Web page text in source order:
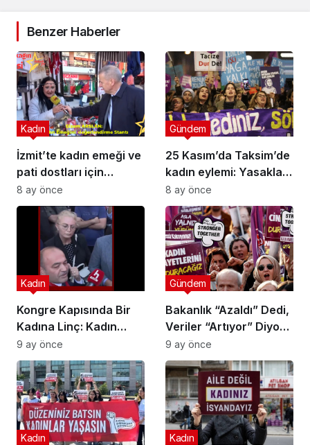
Benzer Haberler
İzmit’te kadın emeği ve
pati dostları için
anlamlı yılbaşı etkinliği!
Kadın
8 ay önce
25 Kasım’da Taksim’de
kadın eylemi: Yasaklar,
barikatlar ve metro
kapanmalarına rağmen
buluştular
Gündem
8 ay önce
Kongre Kapısında Bir
Kadına Linç: Kadın
Örgütlerinin
Suskunluğu Utançtır
Kadın
9 ay önce
Bakanlık “Azaldı” Dedi,
Veriler “Artıyor” Diyor:
Şüpheli Kadın Ölümleri
Neden Gizleniyor?
Gündem
9 ay önce
Kadın Kadın